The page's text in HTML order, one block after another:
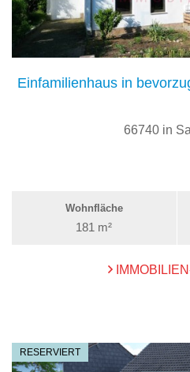
Einfamilienhaus in
66740 in
Wohnfläche
181 m²
RESERVIERT